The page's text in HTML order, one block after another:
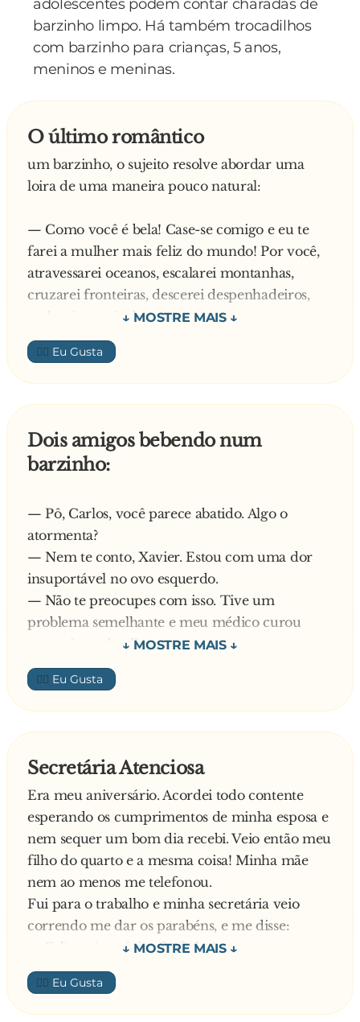
adolescentes podem contar charadas de
barzinho limpo. Há também trocadilhos
com barzinho para crianças, 5 anos,
meninos e meninas.
O último romântico
um barzinho, o sujeito resolve abordar uma
loira de uma maneira pouco natural:
— Como você é bela! Case-se comigo e eu te
farei a mulher mais feliz do mundo! Por você,
atravessarei oceanos, escalarei montanhas,
cruzarei fronteiras, descerei despenhadeiros,
nadarei através das correntezas...
A loira se levanta e vai mudando de lugar,
quando o cara a interpela:
comigo?
— Eu, hein? Pra que eu vou querer um marido
que não pára em casa?
👍🏼
Dois amigos bebendo num
barzinho:
— Pô, Carlos, você parece abatido. Algo o
atormenta?
— Nem te conto, Xavier. Estou com uma dor
insuportável no ovo esquerdo.
— Não te preocupes com isso. Tive um
problema semelhante e meu médico curou
num piscar de olhos.
— Então me da o endereço desse médico.
Continuaram bebendo e ao se despedirem no
final da noitada, o Xavier lembrou:
— E o endereço do médico?
passando ao amigo, acrescentou:
— Pode procura-lo que esse doutor é
milagreiro.
Mas com o efeito da bebedeira, por engano
passou o cartão do advogado dele.
Dia seguinte, Xavier procurou o endereço do
cartão.
— Doutor, estou com uma dor incrível no ovo
esquerdo.
— Sinto muito, meu amigo, mas sou especialista
em Direito.
— Pô, vai ser especialista assim no diabo que o
👍🏼
Secretária Atenciosa
Era meu aniversário. Acordei todo contente
esperando os cumprimentos de minha esposa e
nem sequer um bom dia recebi. Veio então meu
filho do quarto e a mesma coisa! Minha mãe
nem ao menos me telefonou.
Fui para o trabalho e minha secretária veio
correndo me dar os parabéns, e me disse:
— Feliz aniversário, chefinho!
Fiquei muito feliz com aquele cumprimento.
Pelo menos ela havia se lembrado! Passei a
manhã toda alegre e me lembrando do quanto
👍🏼